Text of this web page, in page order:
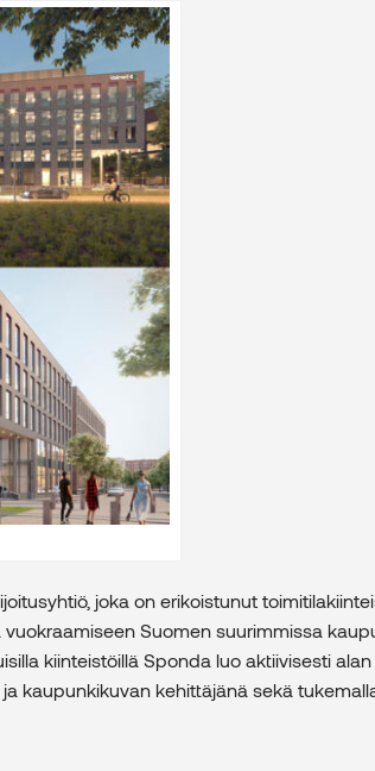
joka on erikoistunut
Suomen suurimmissa
kiinteistöillä Sponda luo aktiivisesti
kaupunkikuvan kehittäjänä sekä